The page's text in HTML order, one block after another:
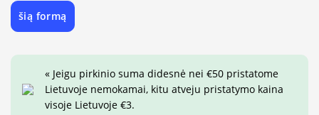
šią formą
« Jeigu pirkinio suma didesnė nei €50 pristatome
Lietuvoje nemokamai, kitu atveju pristatymo kaina
visoje Lietuvoje €3.